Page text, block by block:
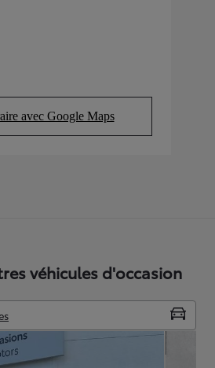
avec Google Maps
(Opens in new tab)
véhicules d'occasion